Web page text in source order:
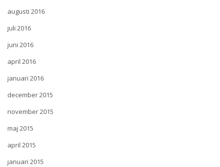
augusti 2016
juli 2016
juni 2016
april 2016
januari 2016
december 2015
november 2015
maj 2015
april 2015
januari 2015